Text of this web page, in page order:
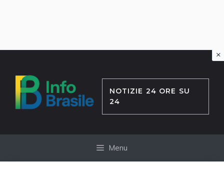
contenuto
NOTIZIE 24 ORE SU
24
Menu
×